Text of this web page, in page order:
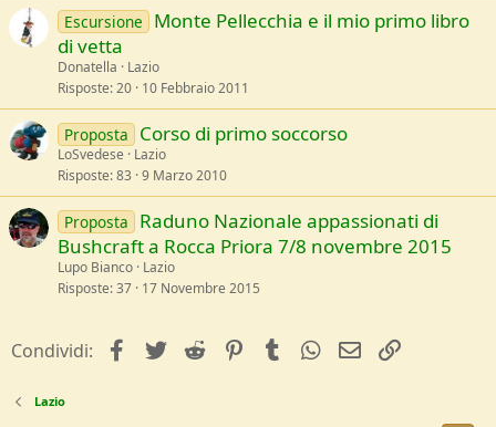
Escursione
Monte Pellecchia e il mio primo libro
di vetta
Donatella
Lazio
Risposte 20 10 Febbraio 2011
Proposta Corso di primo soccorso
LoSvedese
Lazio
Risposte 83 9 Marzo 2010
Proposta
Raduno Nazionale appassionati di
Bushcraft a Rocca Priora 7/8 novembre 2015
Lupo Bianco Lazio
Risposte 37 17 Novembre 2015
Condividi: facebookTwitterReddit PinterestTumblrWhatsApp
e-mail
Lazio